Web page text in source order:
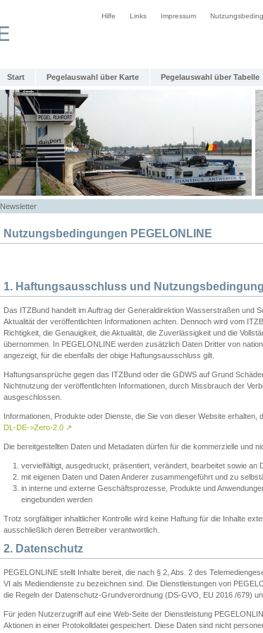
Hilfe Links Impressum
Start Pegelauswahl über Karte Pegelauswahl über Tabelle
Newsletter
Nutzungsbedingungen PEGELONLINE
1. Haftungsausschluss und
Das ITZBund handelt im Auftrag der Generaldirektion Wasserstraßen und
Aktualität der veröffentlichten Informationen achten. Dennoch wird vom
Richtigkeit, die Genauigkeit, die Aktualität, die Zuverlässigkeit und die
übernommen. In PEGELONLINE werden zusätzlich Daten Dritter von
angezeigt, für die ebenfalls der obige Haftungsausschluss gilt.
Haftungsansprüche gegen das ITZBund oder die GDWS auf Grund
Nichtnutzung der veröffentlichten Informationen, durch Missbrauch der
ausgeschlossen.
Informationen, Produkte oder Dienste, die Sie von dieser Website
DL-DE->Zero-2.0 ↗
Die bereitgestellten Daten und Metadaten dürfen für die kommerzielle und
vervielfältigt, ausgedruckt, präsentiert, verändert, bearbeitet sowie an
mit eigenen Daten und Daten Anderer zusammengeführt und zu
in interne und externe Geschäftsprozesse, Produkte und
eingebunden werden
Trotz sorgfältiger inhaltlicher Kontrolle wird keine Haftung für die Inhalte
ausschließlich deren Betreiber verantwortlich.
2. Datenschutz
PEGELONLINE stellt Inhalte bereit, die nach § 2, Abs. 2 des
VI als Mediendienste zu bezeichnen sind. Die Dienstleistungen von
die Regeln der Datenschutz-Grundverordnung (DS-GVO, EU 2016 /679)
Für jeden Nutzerzugriff auf eine Web-Seite der Dienstleistung
Aktionen in einer Protokolldatei gespeichert. Diese Daten sind nicht